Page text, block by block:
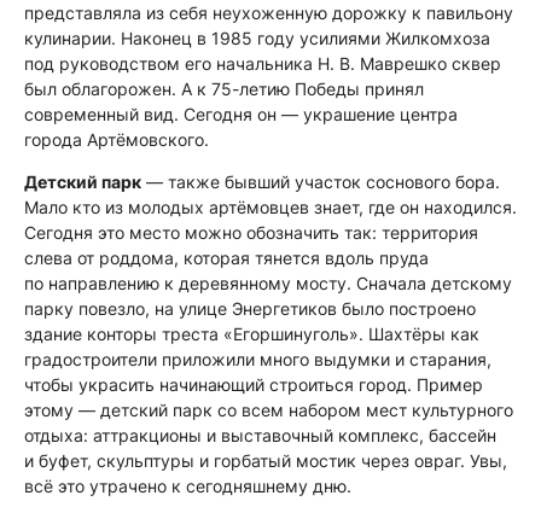
представляла из себя неухоженную дорожку к павильону
кулинарии. Наконец в 1985 году усилиями Жилкомхоза
под руководством его начальника Н. В. Маврешко сквер
был облагорожен. А к 75-летию Победы принял
современный вид. Сегодня он — украшение центра
города Артёмовского.
Детский парк — также бывший участок соснового бора.
Мало кто из молодых артёмовцев знает, где он находился.
Сегодня это место можно обозначить так: территория
слева от роддома, которая тянется вдоль пруда
по направлению к деревянному мосту. Сначала детскому
парку повезло, на улице Энергетиков было построено
здание конторы треста «Егоршинуголь». Шахтёры как
градостроители приложили много выдумки и старания,
чтобы украсить начинающий строиться город. Пример
этому — детский парк со всем набором мест культурного
отдыха: аттракционы и выставочный комплекс, бассейн
и буфет, скульптуры и горбатый мостик через овраг. Увы,
всё это утрачено к сегодняшнему дню.